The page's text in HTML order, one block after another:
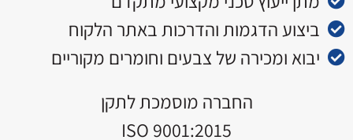
ביצוע הדגמות והדרכות באתר הלקוח
יבוא ומכירה של צבעים וחומרים מקוריים
החברה מוסמכת לתקן
ISO 9001:2015